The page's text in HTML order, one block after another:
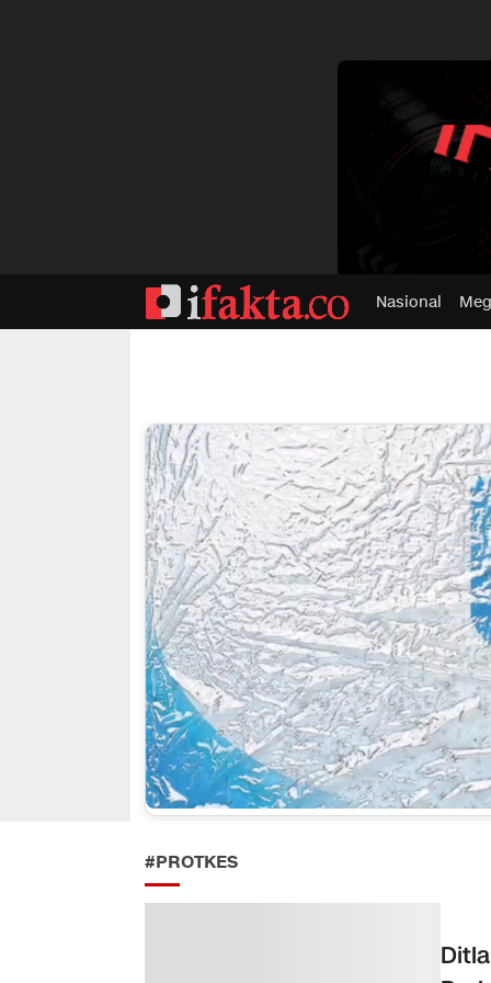
Nasional
#PROTKES